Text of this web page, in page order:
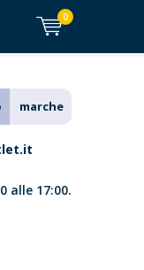
0
marche
alle 17:00.